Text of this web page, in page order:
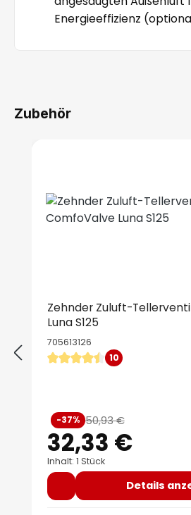
Energieeffizienz
Zubehör
Zehnder Zuluft-
Luna S125
705613126
Durchschnittliche Bewertung
10
Verkaufspreis:
32,33 €
Regulärer
50,93 €
-37%
Inhalt: 1 Stück
Details